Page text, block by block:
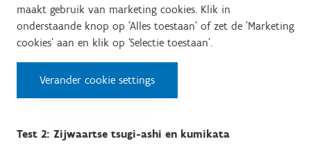
maakt gebruik van marketing cookies. Klik in
onderstaande knop op 'Alles toestaan' of zet de 'Marketing
cookies' aan en klik op 'Selectie toestaan'.
Verander cookie settings
Test 2: Zijwaartse tsugi-ashi en kumikata